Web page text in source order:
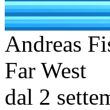
Andreas
Far West
dal 2